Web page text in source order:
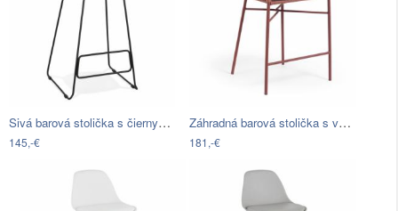
Sivá barová stolička s čiernymi nohami…
145,-€
Záhradná barová stolička s výpletom vo…
181,-€